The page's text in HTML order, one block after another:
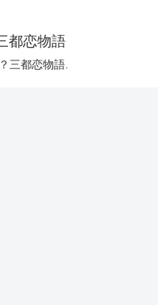
都恋物語
三都恋物語.